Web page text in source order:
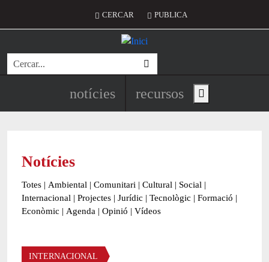
Menú del compte d'usuari
CERCAR PUBLICA
Cerca
Navegació principal de
notícies recursos Show main menu
Notícies
Totes | Ambiental | Comunitari | Cultural | Social |
Internacional | Projectes | Jurídic | Tecnològic | Formació |
Econòmic | Agenda | Opinió | Vídeos
Àmbit de la notícia
INTERNACIONAL